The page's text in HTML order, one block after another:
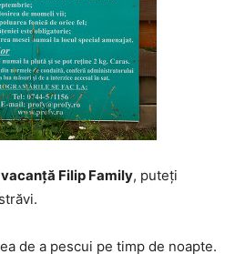
Filip Family, puteți
de a pescui pe timp de noapte.